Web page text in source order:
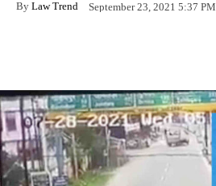
By Law Trend September 23, 2021 5:37 PM